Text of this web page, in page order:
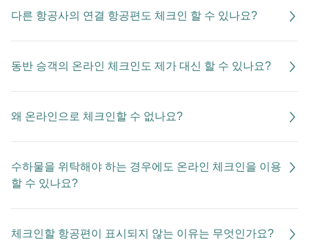
다른 항공사의 연결 항공편도 체크인 할 수 있나요?
동반 승객의 온라인 체크인도 제가 대신 할 수 있나요?
왜 온라인으로 체크인할 수 없나요?
수하물을 위탁해야 하는 경우에도 온라인 체크인을 이용
할 수 있나요?
체크인할 항공편이 표시되지 않는 이유는 무엇인가요?